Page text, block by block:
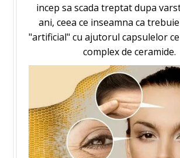
incep sa scada treptat dupa
ani, ceea ce inseamna ca
"artificial" cu ajutorul capsulelor
complex de ceramide.